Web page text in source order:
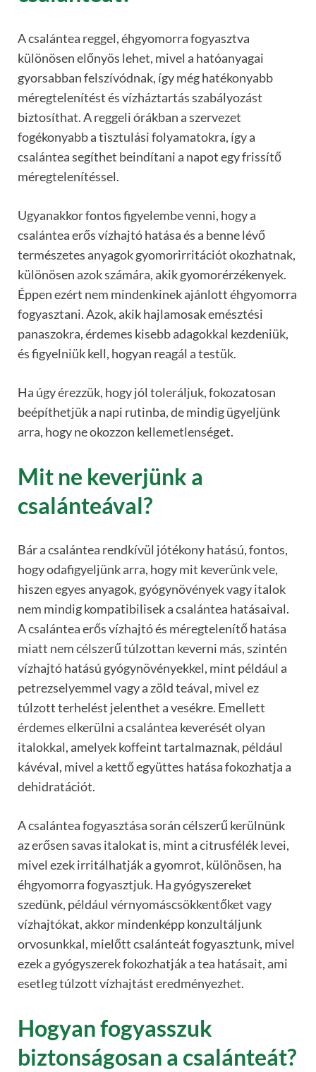
A csalántea reggel, éhgyomorra fogyasztva
különösen előnyös lehet, mivel a hatóanyagai
gyorsabban felszívódnak, így még hatékonyabb
méregtelenítést és vízháztartás szabályozást
biztosíthat. A reggeli órákban a szervezet
fogékonyabb a tisztulási folyamatokra, így a
csalántea segíthet beindítani a napot egy frissítő
méregtelenítéssel.
Ugyanakkor fontos figyelembe venni, hogy a
csalántea erős vízhajtó hatása és a benne lévő
természetes anyagok gyomorirritációt okozhatnak,
különösen azok számára, akik gyomorérzékenyek.
Éppen ezért nem mindenkinek ajánlott éhgyomorra
fogyasztani. Azok, akik hajlamosak emésztési
panaszokra, érdemes kisebb adagokkal kezdeniük,
és figyelniük kell, hogyan reagál a testük.
Ha úgy érezzük, hogy jól toleráljuk, fokozatosan
beépíthetjük a napi rutinba, de mindig ügyeljünk
arra, hogy ne okozzon kellemetlenséget.
Mit ne keverjünk a
csalánteával?
Bár a csalántea rendkívül jótékony hatású, fontos,
hogy odafigyeljünk arra, hogy mit keverünk vele,
hiszen egyes anyagok, gyógynövények vagy italok
nem mindig kompatibilisek a csalántea hatásaival.
A csalántea erős vízhajtó és méregtelenítő hatása
miatt nem célszerű túlzottan keverni más, szintén
vízhajtó hatású gyógynövényekkel, mint például a
petrezselyemmel vagy a zöld teával, mivel ez
túlzott terhelést jelenthet a vesékre. Emellett
érdemes elkerülni a csalántea keverését olyan
italokkal, amelyek koffeint tartalmaznak, például
kávéval, mivel a kettő együttes hatása fokozhatja a
dehidratációt.
A csalántea fogyasztása során célszerű kerülnünk
az erősen savas italokat is, mint a citrusfélék levei,
mivel ezek irritálhatják a gyomrot, különösen, ha
éhgyomorra fogyasztjuk. Ha gyógyszereket
szedünk, például vérnyomáscsökkentőket vagy
vízhajtókat, akkor mindenképp konzultáljunk
orvosunkkal, mielőtt csalánteát fogyasztunk, mivel
ezek a gyógyszerek fokozhatják a tea hatásait, ami
esetleg túlzott vízhajtást eredményezhet.
Hogyan fogyasszuk
biztonságosan a csalánteát?